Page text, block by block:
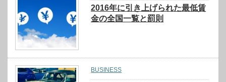
2016年に引き上げられた最低賃
金の全国一覧と罰則
BUSINESS